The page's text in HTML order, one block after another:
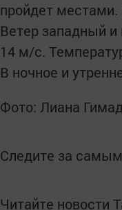
пройдет
Ветер западный
14 м/с.
В ночное и
Фото: Лиана
Следите за
Читайте новости